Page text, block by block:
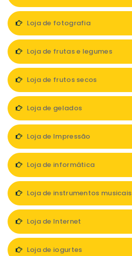
Loja de fotografia
Loja de frutas e legumes
Loja de frutos secos
Loja de gelados
Loja de Impressão
Loja de informática
Loja de instrumentos musicais
Loja de Internet
Loja de iogurtes